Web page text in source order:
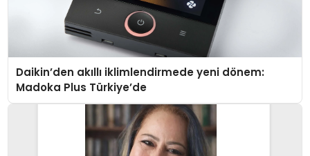
Daikin’den akıllı iklimlendirmede yeni dönem:
Madoka Plus Türkiye’de